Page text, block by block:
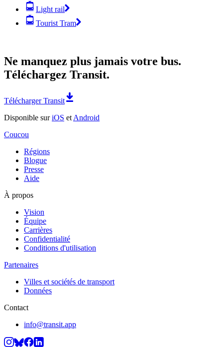
Light rail
Tourist Tram
Ne manquez plus jamais votre bus.
Téléchargez Transit.
Télécharger Transit
Disponible suriOS et Android
Coucou
Régions
Blogue
Presse
Aide
À propos
Vision
Équipe
Carrières
Confidentialité
Conditions d'utilisation
Partenaires
Villes et sociétés de transport
Données
Contact
info@transit.app